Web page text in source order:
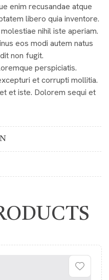
enim recusandae atque
libero quia inventore.
nihil iste aperiam.
eos modi autem natus
non fugit.
perspiciatis.
et corrupti mollitia.
et iste. Dolorem sequi et